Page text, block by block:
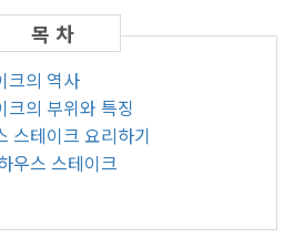
크의 역사
크의 부위와 특징
스테이크 요리하기
우스 스테이크